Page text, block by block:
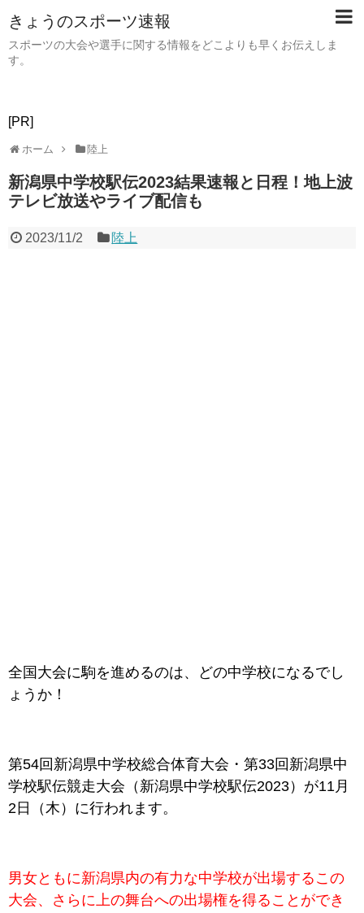
きょうのスポーツ速報
スポーツの大会や選手に関する情報をどこよりも早くお伝えしま
す。
[PR]
ホーム 陸上
新潟県中学校駅伝2023結果速報と日程！地上波
テレビ放送やライブ配信も
2023/11/2 陸上
全国大会に駒を進めるのは、どの中学校になるでし
ょうか！
第54回新潟県中学校総合体育大会・第33回新潟県中
学校駅伝競走大会（新潟県中学校駅伝2023）が11月
2日（木）に行われます。
男女ともに新潟県内の有力な中学校が出場するこの
大会、さらに上の舞台への出場権を得ることができ